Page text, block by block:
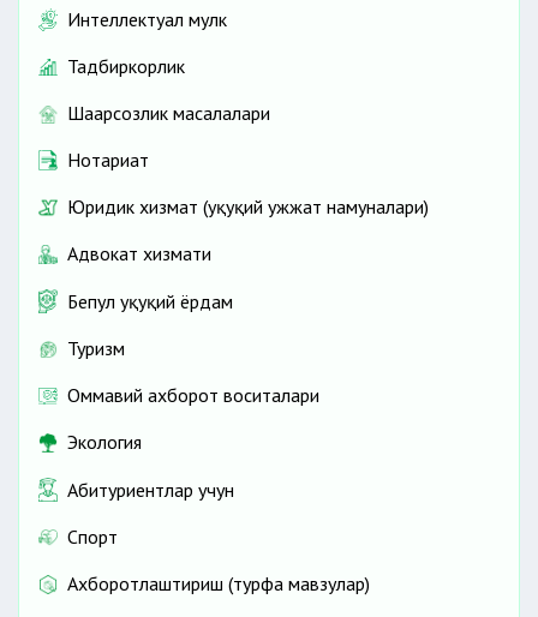
Интеллектуал мулк
Тадбиркорлик
Шаҳарсозлик масалалари
Нотариат
Юридик хизмат (ҳуқуқий ҳужжат намуналари)
Адвокат хизмати
Бепул ҳуқуқий ёрдам
Туризм
Оммавий ахборот воситалари
Экология
Абитуриентлар учун
Спорт
Ахборотлаштириш (турфа мавзулар)